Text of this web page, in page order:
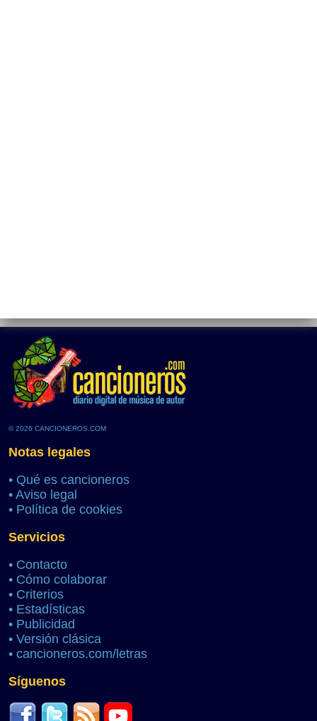
© 2026 CANCIONEROS.COM
Notas legales
• Qué es cancioneros
• Aviso legal
• Política de cookies
Servicios
• Contacto
• Cómo colaborar
• Criterios
• Estadísticas
• Publicidad
• Versión clásica
• cancioneros.com/letras
Síguenos